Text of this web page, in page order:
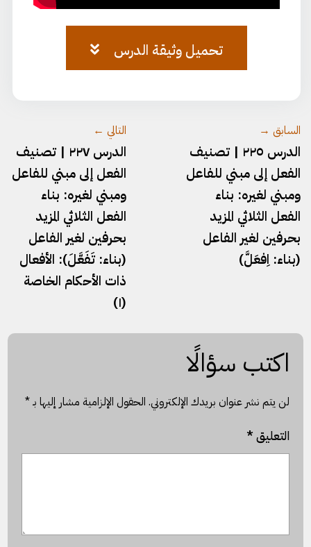
تحميل وثيقة الدرس
السابق →
الدرس ٢٢٥ | تصنيف
الفعل إلى مبني للفاعل
ومبني لغيره: بناء
الفعل الثلاثي المزيد
بحرفين لغير الفاعل
(بناء: اِفعَلَّ)
التالي ←
الدرس ٢٢٧ | تصنيف
الفعل إلى مبني للفاعل
ومبني لغيره: بناء
الفعل الثلاثي المزيد
بحرفين لغير الفاعل
(بناء: تَفَعَّلَ): الأفعال
ذات الأحكام الخاصة
(١)
اكتب سؤالًا
لن يتم نشر عنوان بريدك الإلكتروني. الحقول الإلزامية مشار إليها بـ*
التعليق*